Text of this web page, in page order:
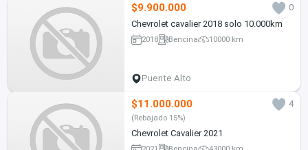
$9.900.000
0
Chevrolet cavalier 2018 solo 10.000km
2018 Bencina 10000 km
Puente Alto
$11.000.000 4
(Rebajado 15%)
Chevrolet Cavalier 2021